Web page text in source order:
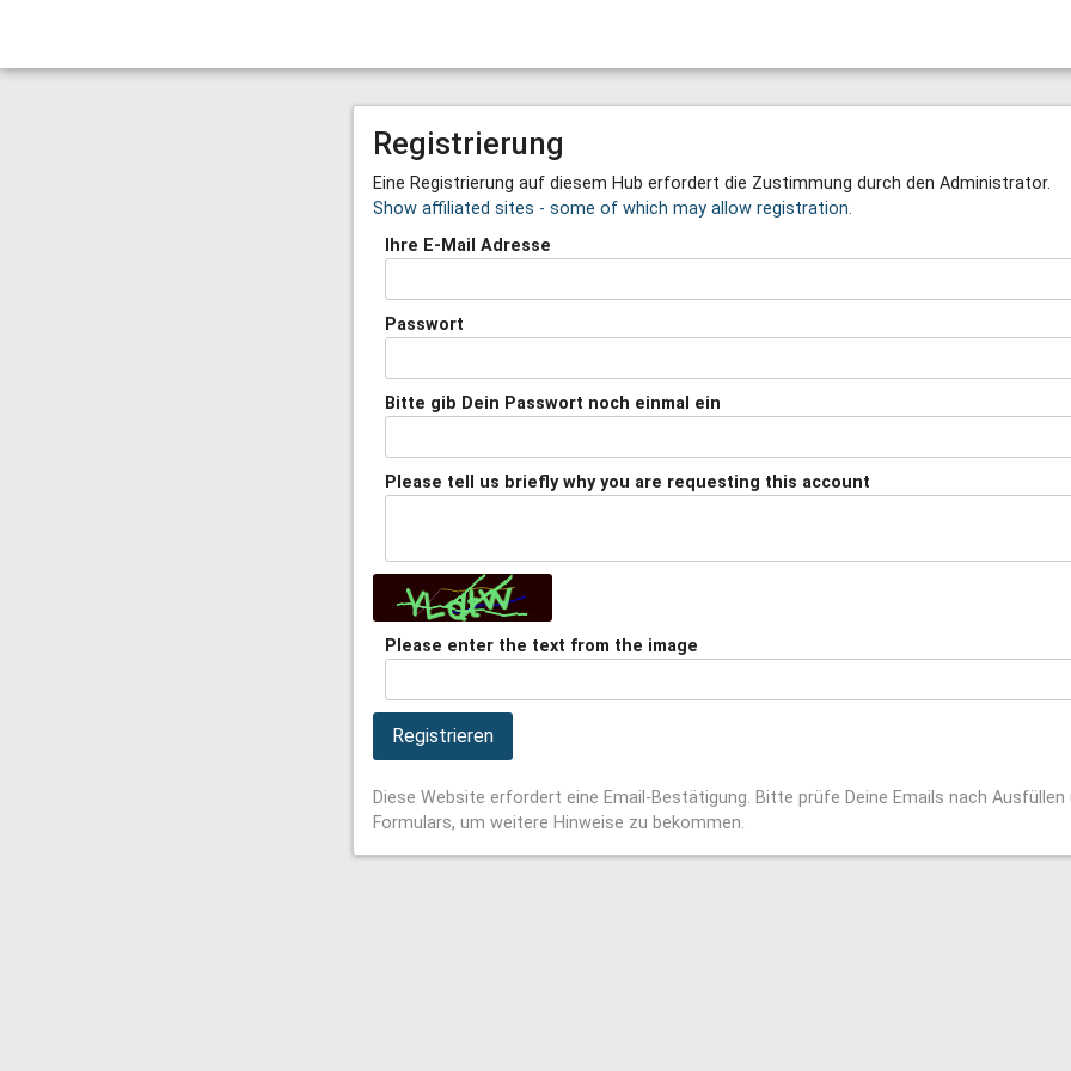
Registrierung
Eine Registrierung auf diesem Hub erfordert die Zustimmung durch den Administrator.
Show affiliated sites - some of which may allow registration.
Ihre E-Mail Adresse
Passwort
Bitte gib Dein Passwort noch einmal ein
Please tell us briefly why you are requesting this account
Please enter the text from the image
Registrieren
Diese Website erfordert eine Email-Bestätigung. Bitte prüfe Deine Emails nach Ausfüllen
Formulars, um weitere Hinweise zu bekommen.